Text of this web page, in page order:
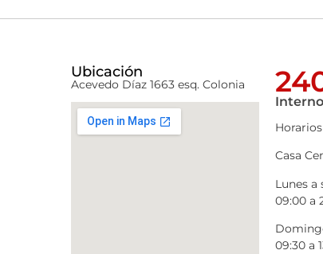
Ubicación
Acevedo Díaz 1663 esq. Colonia
Horarios
Casa
Lunes a
09:00 a
09:30 a